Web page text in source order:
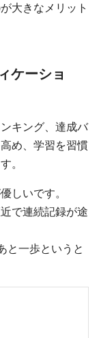
大きなメリット
ケーショ
キング、達成バ
め、学習を習慣
。
しいです。
で連続記録が途
と一歩というと